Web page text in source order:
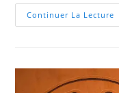
Continuer La Lecture